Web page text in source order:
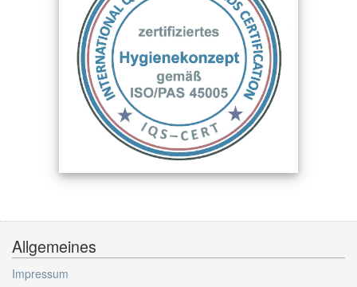
Allgemeines
Impressum